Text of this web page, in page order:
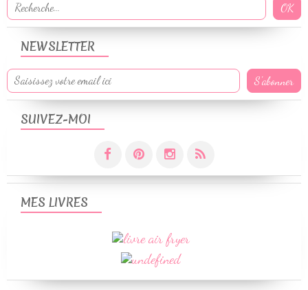
NEWSLETTER
SUIVEZ-MOI
MES LIVRES